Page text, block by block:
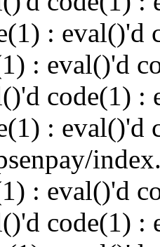
: eval()'d
: eval()'d
code(1) :
: eval()'d
: eval()'d
code(1) :